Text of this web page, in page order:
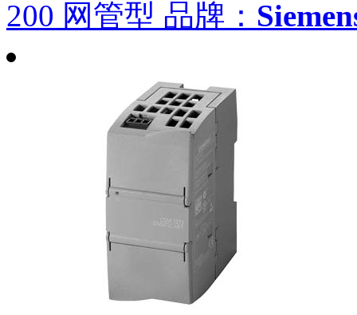
200 网管型 品牌：